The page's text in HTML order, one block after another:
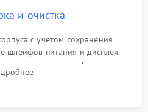
и очистка
с учетом сохранения
шлейфов питания и дисплея.
от окислов и пыли. Бережная
специализированными